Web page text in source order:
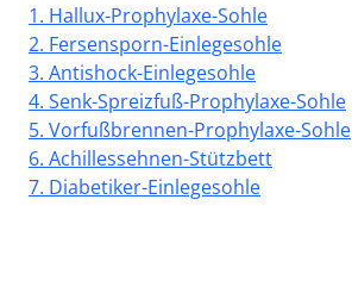
1. Hallux-Prophylaxe-Sohle
2. Fersensporn-Einlegesohle
3. Antishock-Einlegesohle
4. Senk-Spreizfuß-Prophylaxe-Sohle
5. Vorfußbrennen-Prophylaxe-Sohle
6. Achillessehnen-Stützbett
7. Diabetiker-Einlegesohle